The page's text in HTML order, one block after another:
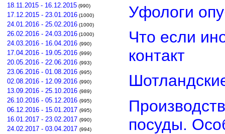
18.11.2015 - 16.12.2015 (990)
17.12.2015 - 23.01.2016 (1000)
24.01.2016 - 25.02.2016 (1000)
26.02.2016 - 24.03.2016 (1000)
24.03.2016 - 16.04.2016 (990)
17.04.2016 - 19.05.2016 (999)
20.05.2016 - 22.06.2016 (993)
23.06.2016 - 01.08.2016 (995)
02.08.2016 - 12.09.2016 (990)
13.09.2016 - 25.10.2016 (989)
26.10.2016 - 05.12.2016 (995)
06.12.2016 - 15.01.2017 (995)
16.01.2017 - 23.02.2017 (990)
24.02.2017 - 03.04.2017 (994)
Уфологи
Что если
контакт
посуды.